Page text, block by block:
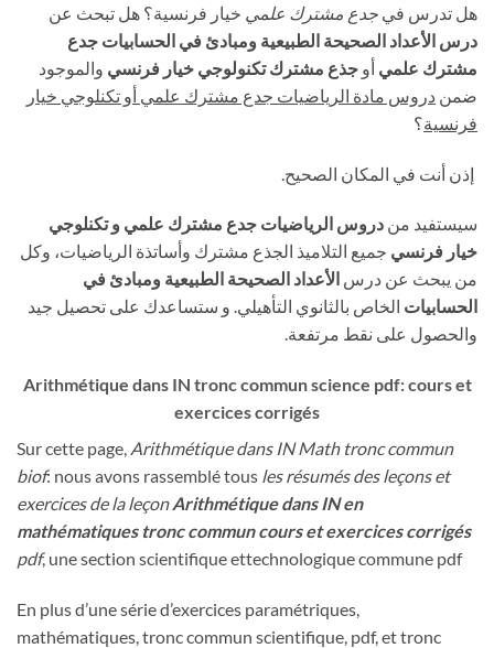
هل تدرس في جدع مشترك علمي خيار فرنسية؟ هل تبحث عن
درس الأعداد الصحيحة الطبيعية ومبادئ في الحسابيات جدع
مشترك علمي أو جذع مشترك تكنولوجي خيار فرنسي والموجود
ضمن دروس مادة الرياضيات جدع مشترك علمي أو تكنلوجي خيار
فرنسية؟
إذن أنت في المكان الصحيح.
سيستفيد من دروس الرياضيات جدع مشترك علمي و تكنلوجي
خيار فرنسي جميع التلاميذ الجذع مشترك وأساتذة الرياضيات، وكل
من يبحث عن درس الأعداد الصحيحة الطبيعية ومبادئ في
الحسابيات الخاص بالثانوي التأهيلي. و ستساعدك على تحصيل جيد
والحصول على نقط مرتفعة.
Arithmétique dans IN tronc commun science pdf: cours et
exercices corrigés
Sur cette page, Arithmétique dans IN Math tronc commun
biof: nous avons rassemblé tous les résumés des leçons et
exercices de la leçonArithmétique dans IN en
mathématiques tronc commun cours et exercices corrigés
pdf, une section scientifique ettechnologique commune pdf
En plus d’une série d’exercices paramétriques,
mathématiques, tronc commun scientifique, pdf, et tronc